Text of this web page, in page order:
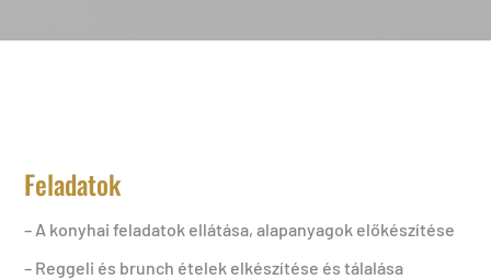
Feladatok
– A konyhai feladatok ellátása, alapanyagok előkészítése
– Reggeli és brunch ételek elkészítése és tálalása